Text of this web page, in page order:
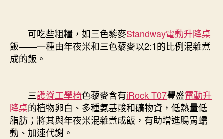
可吃些粗糧，如三色藜麥Standway電動升降桌
飯——一種由年夜米和三色藜麥以2:1的比例混雜煮
成的飯。
三護脊工學椅色藜麥含有iRock T07豐盛電動升
降桌的植物卵白、多種氨基酸和礦物資，低熱量低
脂肪；將其與年夜米混雜煮成飯，有助增進腸胃蠕
動、加速代謝。